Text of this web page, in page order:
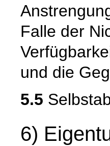
Falle der
und die
5.5
6)